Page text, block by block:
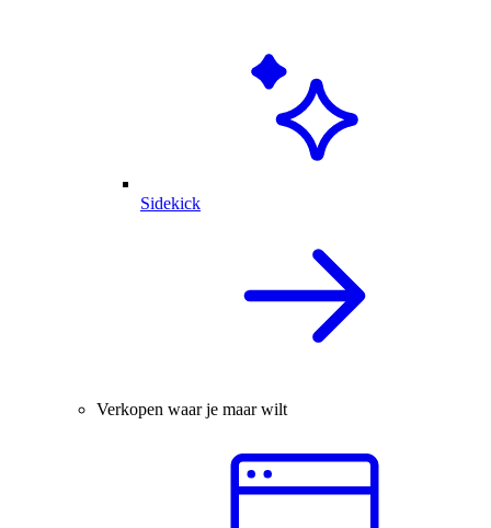
Sidekick
Verkopen waar je maar wilt